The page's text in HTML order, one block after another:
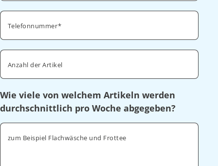
Telefonnummer
Anzahl der Artikel
Wie viele von welchem Artikeln werden
durchschnittlich pro Woche abgegeben?
zum Beispiel Flachwäsche und Frottee